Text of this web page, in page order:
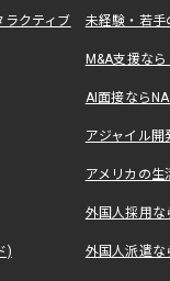
クティブ 未経験・若手
M&A支援な
AI面接なら
アジャイル
アメリカの
外国人採用
) 外国人派遣な